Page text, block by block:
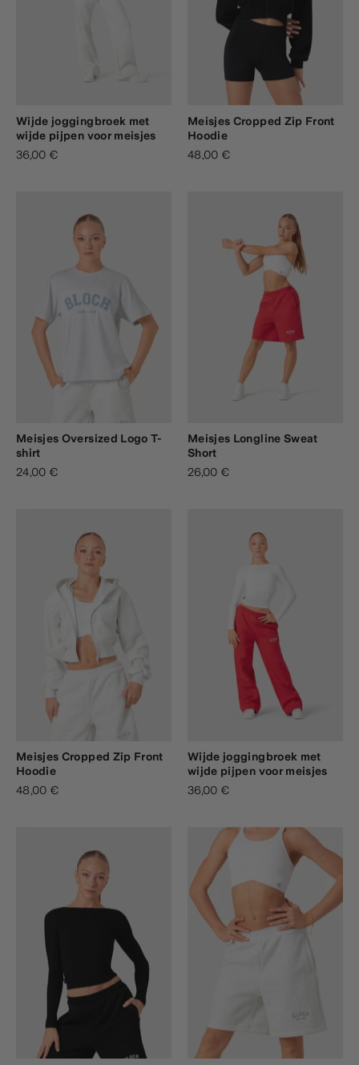
Wijde joggingbroek met
wijde pijpen voor meisjes
36,00 €
Meisjes Cropped Zip Front
Hoodie
48,00 €
Meisjes Oversized Logo T-
shirt
24,00 €
Meisjes Longline Sweat
Short
26,00 €
Meisjes Cropped Zip Front
Hoodie
48,00 €
Wijde joggingbroek met
wijde pijpen voor meisjes
36,00 €